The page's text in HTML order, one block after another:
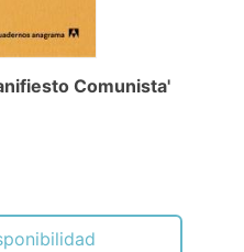
Comunista'